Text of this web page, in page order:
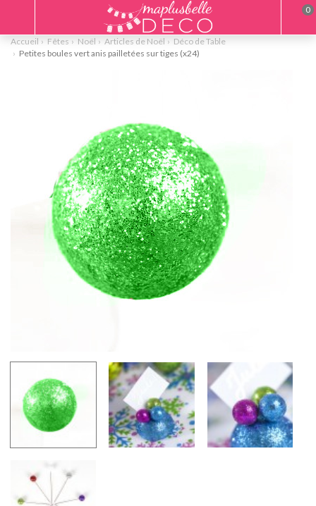
Accueil Fêtes Noël Articles de Noël
Déco de Table
Petites boules vert anis pailletées sur tiges (x24)
0